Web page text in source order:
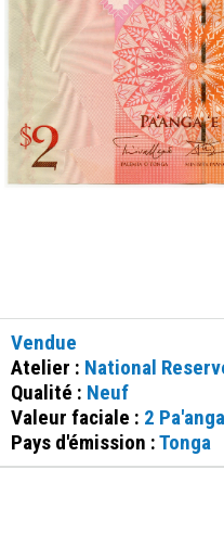
Vendue
Atelier : National
Qualité : Neuf
Valeur faciale : 2 Pa'anga
Pays d'émission :Tonga